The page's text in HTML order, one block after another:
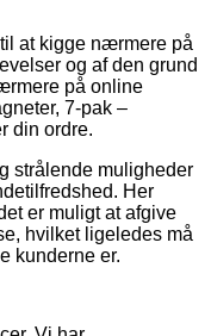
at kigge nærmere på
og af den grund
på online
7-pak –
din ordre.
strålende muligheder
Her
er muligt at afgive
hvilket ligeledes må
kunderne er.